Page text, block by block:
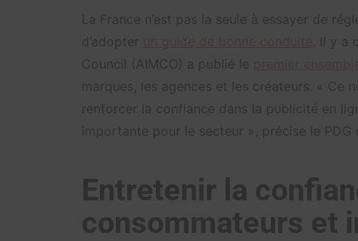
La France n’est pas la seule à essayer de
d’adopter
. Il y
Council (AIMCO) a publié le
marques, les agences et les créateurs. «
renforcer la confiance dans la publicité en
importante pour le secteur », précise le PDG
Entretenir la
consommateurs et